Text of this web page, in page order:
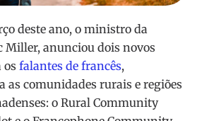
deste ano, o ministro da
Miller, anunciou dois novos
osfalantes de francês,
as comunidades rurais e regiões
o Rural Community